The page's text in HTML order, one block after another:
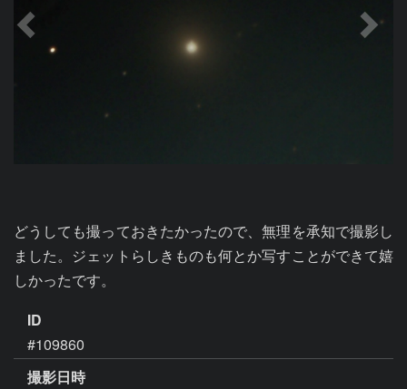
どうしても撮っておきたかったので、無理を承知で撮影し
ました。ジェットらしきものも何とか写すことができて嬉
しかったです。
ID
#109860
撮影日時